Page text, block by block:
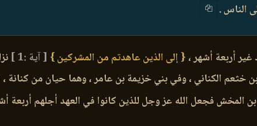
الناس .
أربعة أشهر ، { إلى الذين عاهدتم من المشركين } [ آية :1 ]
الكناني ، وفي بني خزيمة بن عامر ، وهما حيان من كنانة
المخش فجعل الله عز وجل للذين كانوا في العهد أجلهم أربعة